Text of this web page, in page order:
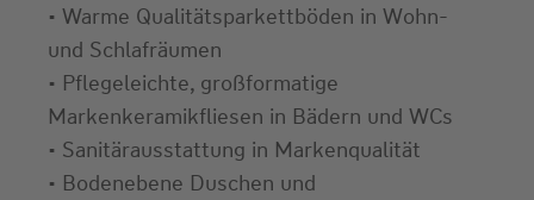
• Warme Qualitätsparkettböden in Wohn-
und Schlafräumen
• Pflegeleichte, großformatige
Markenkeramikfliesen in Bädern und WCs
• Sanitärausstattung in Markenqualität
• Bodenebene Duschen und